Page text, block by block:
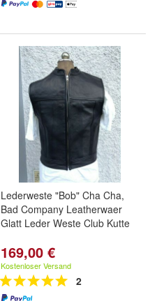
Lederweste "Bob" Cha Cha,
Bad Company Leatherwaer
Glatt Leder Weste Club Kutte
169,00 €
Kostenloser Versand
2